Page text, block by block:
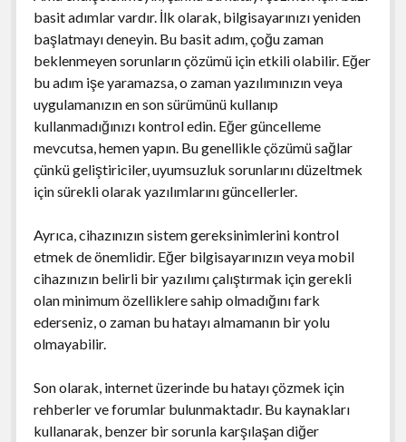
basit adımlar vardır. İlk olarak, bilgisayarınızı yeniden
başlatmayı deneyin. Bu basit adım, çoğu zaman
beklenmeyen sorunların çözümü için etkili olabilir. Eğer
bu adım işe yaramazsa, o zaman yazılımınızın veya
uygulamanızın en son sürümünü kullanıp
kullanmadığınızı kontrol edin. Eğer güncelleme
mevcutsa, hemen yapın. Bu genellikle çözümü sağlar
çünkü geliştiriciler, uyumsuzluk sorunlarını düzeltmek
için sürekli olarak yazılımlarını güncellerler.
Ayrıca, cihazınızın sistem gereksinimlerini kontrol
etmek de önemlidir. Eğer bilgisayarınızın veya mobil
cihazınızın belirli bir yazılımı çalıştırmak için gerekli
olan minimum özelliklere sahip olmadığını fark
ederseniz, o zaman bu hatayı almamanın bir yolu
olmayabilir.
Son olarak, internet üzerinde bu hatayı çözmek için
rehberler ve forumlar bulunmaktadır. Bu kaynakları
kullanarak, benzer bir sorunla karşılaşan diğer